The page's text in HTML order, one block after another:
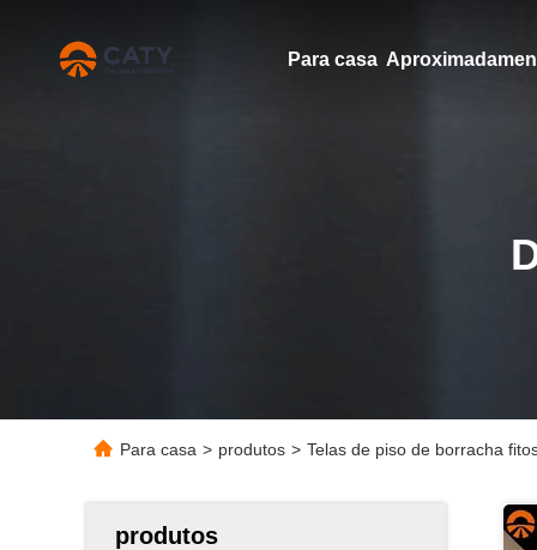
Para casa
Para casa > produtos > Telas de piso de borracha
produtos